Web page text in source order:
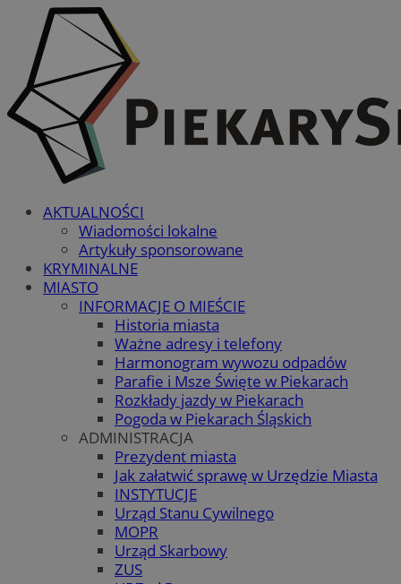
AKTUALNOŚCI
Wiadomości lokalne
Artykuły sponsorowane
KRYMINALNE
MIASTO
INFORMACJE O MIEŚCIE
Historia miasta
Ważne adresy i telefony
Harmonogram wywozu odpadów
Parafie i Msze Święte w Piekarach
Rozkłady jazdy w Piekarach
Pogoda w Piekarach Śląskich
ADMINISTRACJA
Prezydent miasta
Jak załatwić sprawę w Urzędzie Miasta
INSTYTUCJE
Urząd Stanu Cywilnego
MOPR
Urząd Skarbowy
ZUS